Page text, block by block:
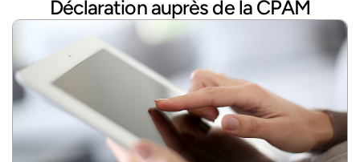
Déclaration auprès de la CPAM